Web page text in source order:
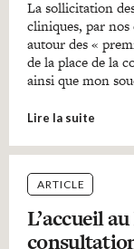
La sollicitation
cliniques, par
autour des «
de la place de la
ainsi que mon
Lire la suite
ARTICLE
L’accueil